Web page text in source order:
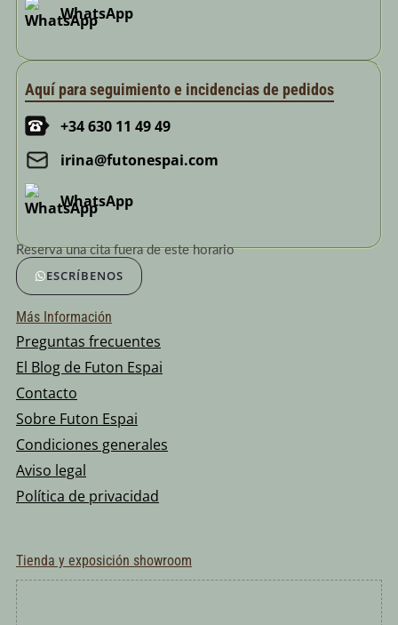
WhatsApp
Aquí para seguimiento e incidencias de pedidos
+34 630 11 49 49
irina@futonespai.com
WhatsApp
Reserva una cita fuera de este horario
ESCRÍBENOS
Más Información
Preguntas frecuentes
El Blog de Futon Espai
Contacto
Sobre Futon Espai
Condiciones generales
Aviso legal
Política de privacidad
Tienda y exposición showroom